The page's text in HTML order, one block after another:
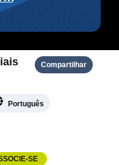
Compartilhar
Português
SE